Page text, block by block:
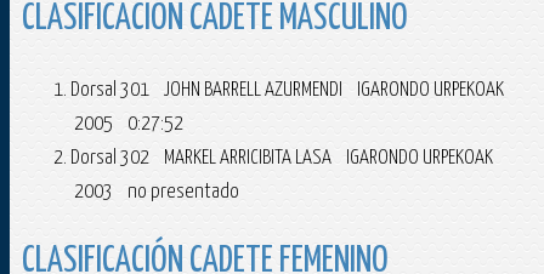
CLASIFICACIÓN CADETE MASCULINO
Dorsal 301 JOHN BARRELL AZURMENDI IGARONDO URPEKOAK
2005 0:27:52
Dorsal 302 MARKEL ARRICIBITA LASA IGARONDO URPEKOAK
2003 no presentado
CLASIFICACIÓN CADETE FEMENINO